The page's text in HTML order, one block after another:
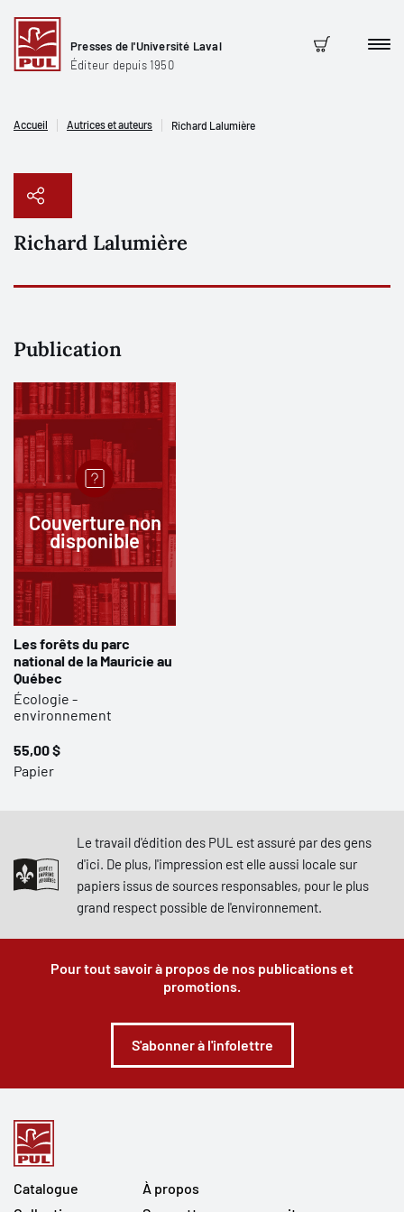
Presses de l'Université Laval
Éditeur depuis 1950
Panier
Accueil Autrices et auteurs Richard Lalumière
Richard Lalumière
Publication
Couverture non
disponible
Les forêts du parc
national de la Mauricie au
Québec
Écologie -
environnement
55,00 $
Papier
Le travail d'édition des PUL est assuré par des gens
d'ici. De plus, l'impression est elle aussi locale sur
papiers issus de sources responsables, pour le plus
grand respect possible de l'environnement.
Pour tout savoir à propos de nos publications et
promotions.
S'abonner à l'infolettre
Catalogue
À propos